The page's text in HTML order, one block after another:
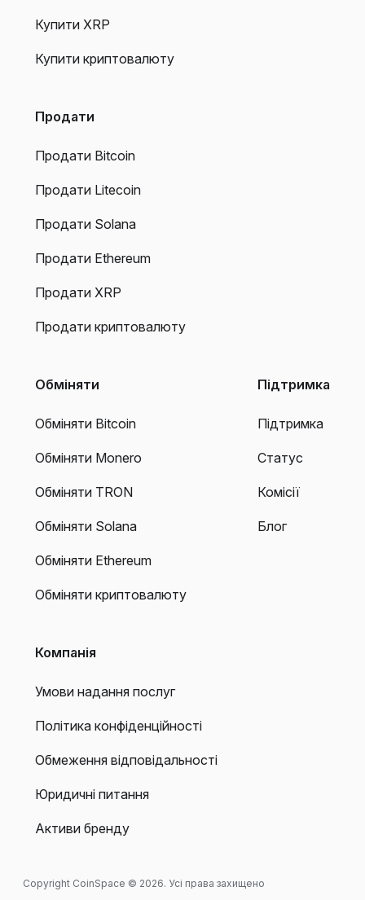
Купити XRP
Купити криптовалюту
Продати
Продати Bitcoin
Продати Litecoin
Продати Solana
Продати Ethereum
Продати XRP
Продати криптовалюту
Обміняти
Обміняти Bitcoin
Обміняти Monero
Обміняти TRON
Обміняти Solana
Обміняти Ethereum
Обміняти криптовалюту
Підтримка
Підтримка
Статус
Комісії
Блог
Компанія
Умови надання послуг
Політика конфіденційності
Обмеження відповідальності
Юридичні питання
Активи бренду
Copyright CoinSpace © 2026. Усі права захищено